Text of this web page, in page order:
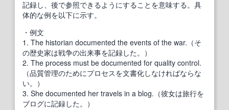
記録し、後で参照できるようにすることを意味する。具
体的な例を以下に示す。
・例文
1. The historian documented the events of the war.（そ
の歴史家は戦争の出来事を記録した。）
2. The process must be documented for quality control.
（品質管理のためにプロセスを文書化しなければならな
い。）
3. She documented her travels in a blog.（彼女は旅行を
ブログに記録した。）